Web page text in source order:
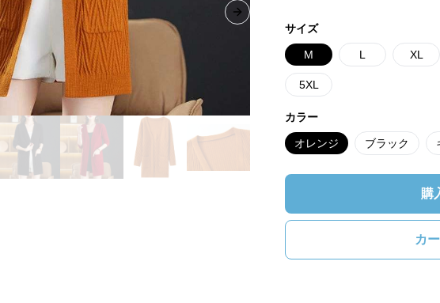
Next slide
サイズ
M L XL
5XL
カラー
オレンジ ブラック
購
カ